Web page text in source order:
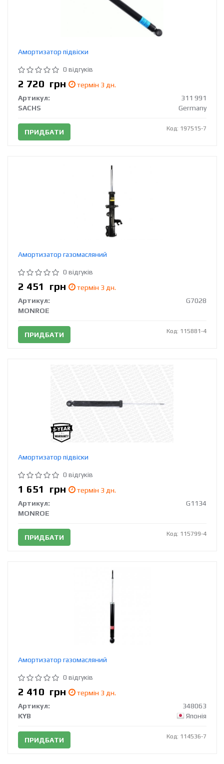
Амортизатор підвіски
0 відгуків
2 720 грн
термін 3 дн.
Артикул:
311 991
SACHS
Germany
ПРИДБАТИ Код: 197515-7
Амортизатор газомасляний
0 відгуків
2 451 грн
термін 3 дн.
Артикул:
G7028
MONROE
ПРИДБАТИ Код: 115881-4
Амортизатор підвіски
0 відгуків
1 651 грн
термін 3 дн.
Артикул:
G1134
MONROE
ПРИДБАТИ Код: 115799-4
Амортизатор газомасляний
0 відгуків
2 410 грн
термін 3 дн.
Артикул:
348063
KYB
Японія
ПРИДБАТИ Код: 114536-7